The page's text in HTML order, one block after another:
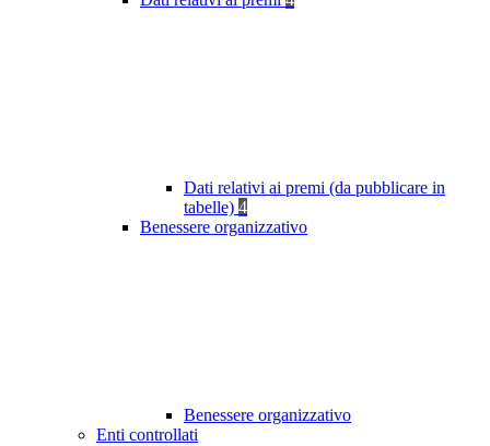
Dati relativi ai premi (da pubblicare in
tabelle) 4
Benessere organizzativo
Benessere organizzativo
Enti controllati